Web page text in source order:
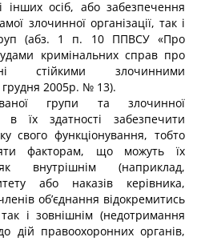
інших осіб, або забезпечення
злочинної організації, так і
(абз. 1 п. 10 ППВСУ «Про
кримінальних справ про
стійкими злочин­ними
грудня 2005р. № 13).
групи та злочинної
в їх здатності забезпечити
свого функціонування, тобто
факторам, що можуть їх
як внутрішнім (наприклад,
або наказів керівника,
об’єднання відокремитись
і зовнішнім (недотримання
дій правоохо­ронних органів,